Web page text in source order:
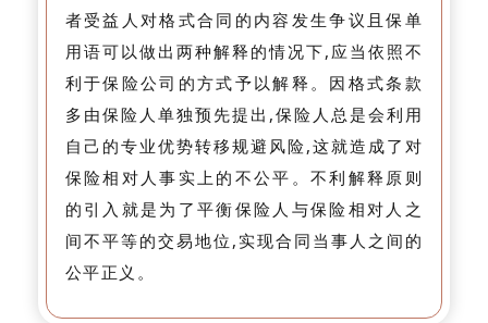
者受益人对格式合同的内容发生争议且保单
用语可以做出两种解释的情况下,应当依照不
利于保险公司的方式予以解释。因格式条款
多由保险人单独预先提出,保险人总是会利用
自己的专业优势转移规避风险,这就造成了对
保险相对人事实上的不公平。不利解释原则
的引入就是为了平衡保险人与保险相对人之
间不平等的交易地位,实现合同当事人之间的
公平正义。